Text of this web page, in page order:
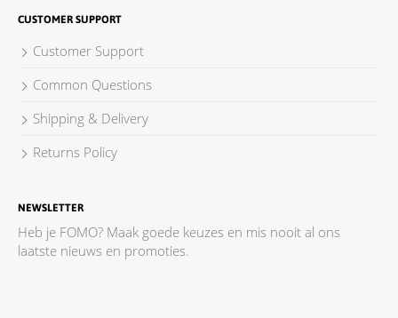
CUSTOMER SUPPORT
Customer Support
Common Questions
Shipping & Delivery
Returns Policy
NEWSLETTER
Heb je FOMO? Maak goede keuzes en mis nooit al ons
laatste nieuws en promoties.